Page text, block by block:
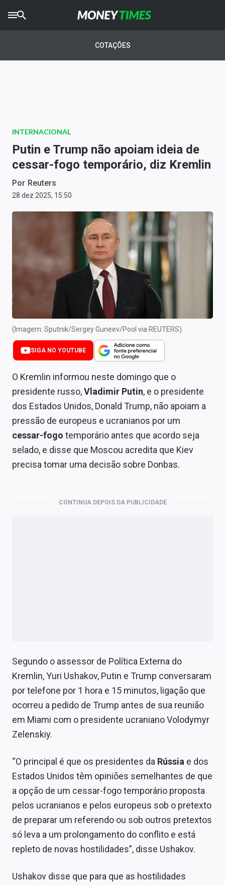
AGROTIMES
Newsletters
Money Trader
Anuncie
Últimas Notícias
Cotações
Comprar ou vender?
Carteiras Recomendadas
Central de Dividendos
Central de Fundos Imobiliários
Renda Fixa
Finanças Pessoais
Mercados
Economia
Conteúdo de Marca
Expediente
COTAÇÕES
INTERNACIONAL
Putin e Trump não apoiam ideia de
cessar-fogo temporário, diz Kremlin
Por Reuters
28 dez 2025, 15:50
(Imagem: Sputnik/Sergey Guneev/Pool via REUTERS)
SIGA NO YOUTUBE
O Kremlin informou neste domingo que o
presidente russo,Vladimir Putin, e o presidente
dos Estados Unidos, Donald Trump, não apoiam a
pressão de europeus e ucranianos por um
cessar-fogo temporário antes que acordo seja
selado, e disse que Moscou acredita que Kiev
precisa tomar uma decisão sobre Donbas.
CONTINUA DEPOIS DA PUBLICIDADE
Segundo o assessor de Política Externa do
Kremlin, Yuri Ushakov, Putin e Trump conversaram
por telefone por 1 hora e 15 minutos, ligação que
ocorreu a pedido de Trump antes de sua reunião
em Miami com o presidente ucraniano Volodymyr
Zelenskiy.
“O principal é que os presidentes da Rússia e dos
Estados Unidos têm opiniões semelhantes de que
a opção de um cessar-fogo temporário proposta
pelos ucranianos e pelos europeus sob o pretexto
de preparar um referendo ou sob outros pretextos
só leva a um prolongamento do conflito e está
repleto de novas hostilidades”, disse Ushakov.
Ushakov disse que para que as hostilidades